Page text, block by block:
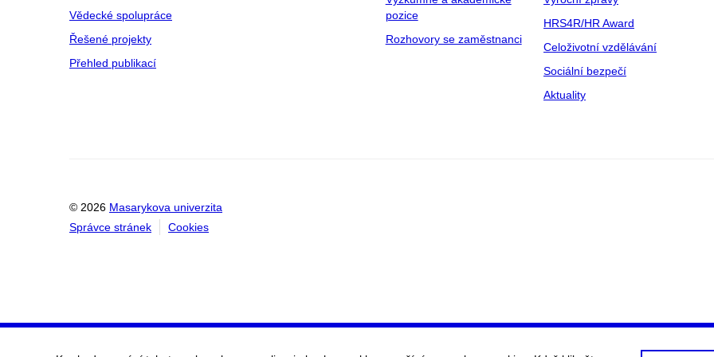
Vědecké spolupráce
Řešené projekty
Přehled publikací
pozice
Rozhovory se zaměstnanci
HRS4R/HR Award
Celoživotní vzdělávání
Sociální bezpečí
Aktuality
© 2026 Masarykova univerzita
Správce stránek
Cookies